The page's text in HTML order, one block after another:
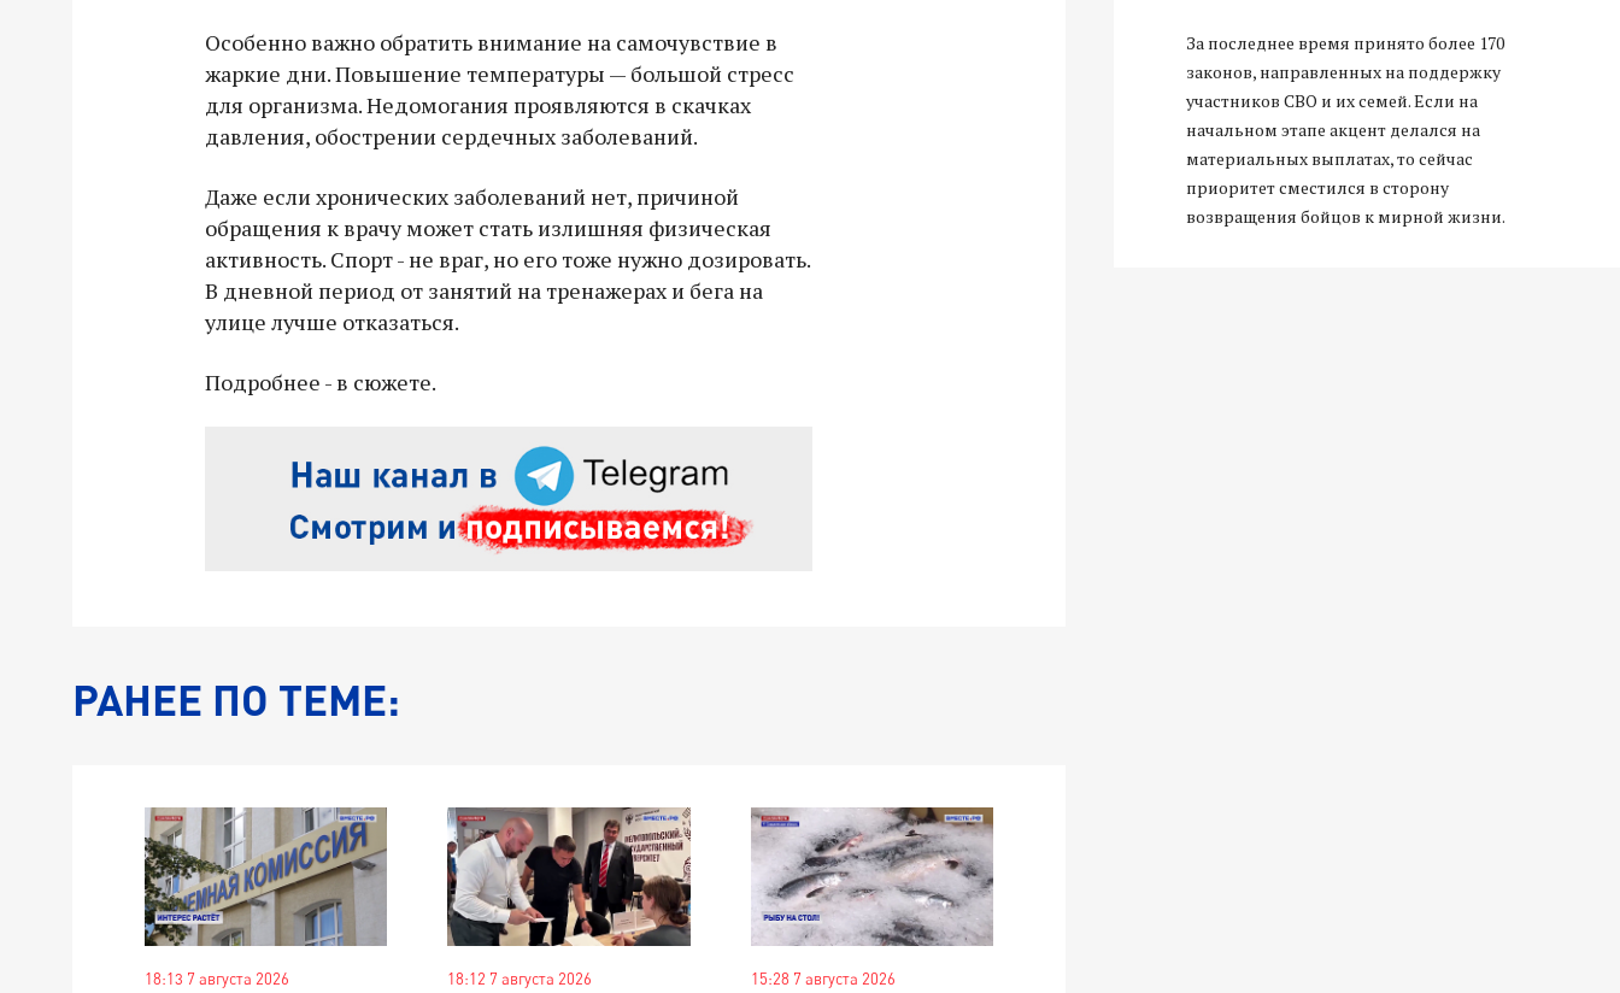
Особенно важно обратить внимание на самочувствие в
жаркие дни. Повышение температуры — большой стресс
для организма. Недомогания проявляются в скачках
давления, обострении сердечных заболеваний.
Даже если хронических заболеваний нет, причиной
обращения к врачу может стать излишняя физическая
активность. Спорт - не враг, но его тоже нужно дозировать.
В дневной период от занятий на тренажерах и бега на
улице лучше отказаться.
Подробнее - в сюжете.
РАНЕЕ ПО ТЕМЕ:
18:13 7 августа 2026 18:12 7 августа 2026 15:28 7 августа 2026
для бойцов СВО с самого начала
спецоперации.
За последнее время принято более 170
законов, направленных на поддержку
участников СВО и их семей. Если на
начальном этапе акцент делался на
материальных выплатах, то сейчас
приоритет сместился в сторону
возвращения бойцов к мирной жизни.